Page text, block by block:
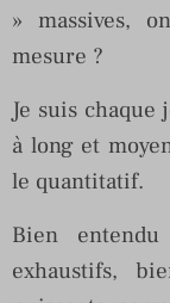
» massives,
mesure ?
Je suis
à long et
le quantitatif.
Bien
exhaustifs,